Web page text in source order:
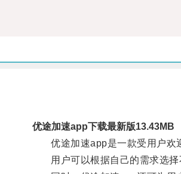
优途加速app下载最新版13.43MB
优途加速app是一款受用户欢迎
用户可以根据自己的需求选择